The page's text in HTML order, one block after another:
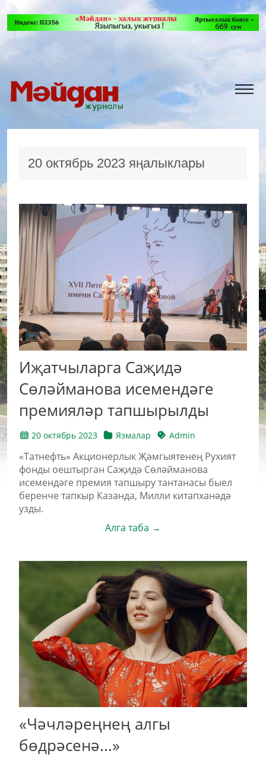
20 октябрь 2023 яңалыклары
Иҗатчыларга Саҗидә
Сөләйманова исемендәге
премияләр тапшырылды
20 октябрь 2023 Язмалар Admin
«Татнефть» Акционерлык Җәмгыятенең Рухият
фонды оештырган Саҗидә Сөләйманова
исемендәге премия тапшыру тантанасы быел
беренче тапкыр Казанда, Милли китапханәдә
узды.
Алга таба →
«Чәчләреңнең алгы
бөдрәсенә...»